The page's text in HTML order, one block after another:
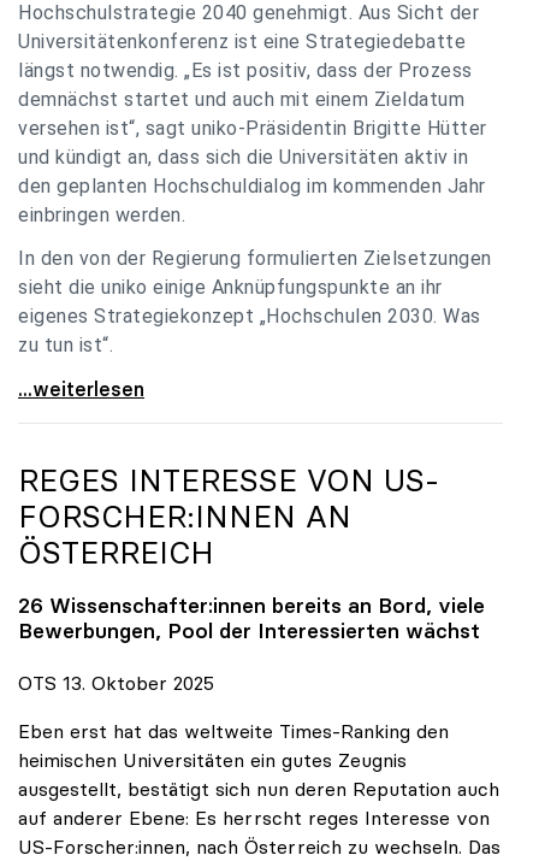
Hochschulstrategie 2040 genehmigt. Aus Sicht der
Universitätenkonferenz ist eine Strategiedebatte
längst notwendig. „Es ist positiv, dass der Prozess
demnächst startet und auch mit einem Zieldatum
versehen ist“, sagt uniko-Präsidentin Brigitte Hütter
und kündigt an, dass sich die Universitäten aktiv in
den geplanten Hochschuldialog im kommenden Jahr
einbringen werden.
In den von der Regierung formulierten Zielsetzungen
sieht die uniko einige Anknüpfungspunkte an ihr
eigenes Strategiekonzept „Hochschulen 2030. Was
zu tun ist“.
Universitäten: Hochschulstrategie 2040 muss eine
...weiterlesen
REGES INTERESSE VON US-
FORSCHER:INNEN AN
ÖSTERREICH
26 Wissenschafter:innen bereits an Bord, viele
Bewerbungen, Pool der Interessierten wächst
OTS 13. Oktober 2025
Eben erst hat das weltweite Times-Ranking den
heimischen Universitäten ein gutes Zeugnis
ausgestellt, bestätigt sich nun deren Reputation auch
auf anderer Ebene: Es herrscht reges Interesse von
US-Forscher:innen, nach Österreich zu wechseln. Das